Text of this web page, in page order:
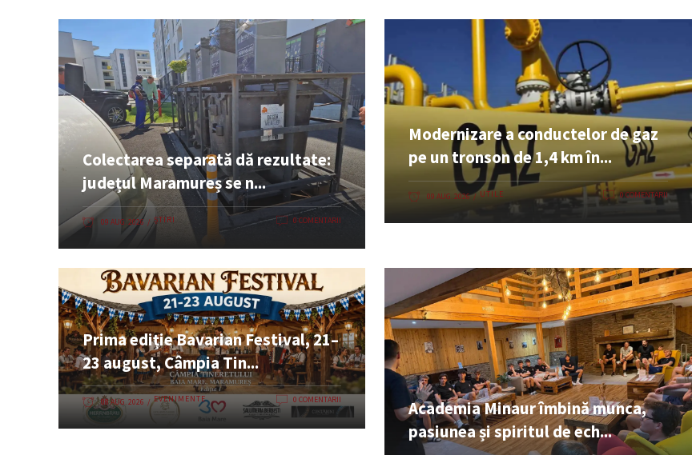
Colectarea separată dă rezultate:
județul Maramureș se n...
09 AUG. 2026 ȘTIRI 0 COMENTARII
Modernizare a conductelor de gaz
pe un tronson de 1,4 km în...
09 AUG. 2026 UTILE 0 COMENTARII
Prima ediție Bavarian Festival, 21–
23 august, Câmpia Tin...
08 AUG. 2026 EVENIMENTE 0 COMENTARII
Academia Minaur îmbină munca,
pasiunea și spiritul de ech...